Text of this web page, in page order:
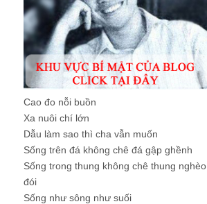
Cao đo nỗi buồn
Xa nuôi chí lớn
Dẫu làm sao thì cha vẫn muốn
Sống trên đá không chê đá gập ghềnh
Sống trong thung không chê thung nghèo
đói
Sống như sông như suối